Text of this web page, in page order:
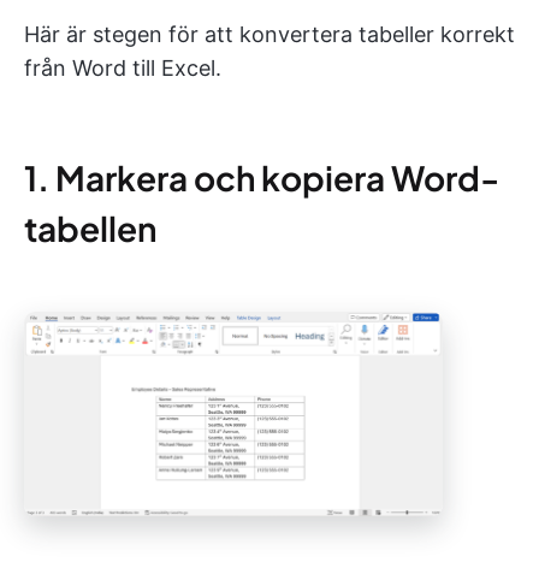
Här är stegen för att konvertera tabeller korrekt
från Word till Excel.
1. Markera och kopiera Word-
tabellen